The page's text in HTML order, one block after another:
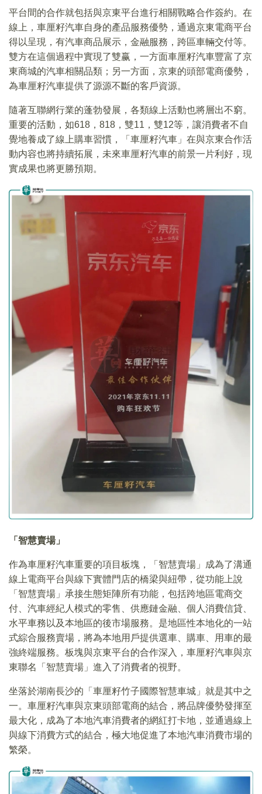
平台間的合作就包括與京東平台進行相關戰略合作簽約。在
線上，車厘籽汽車自身的產品服務優勢，通過京東電商平台
得以呈現，有汽車商品展示，金融服務，跨區車輛交付等。
雙方在這個過程中實現了雙赢，一方面車厘籽汽車豐富了京
東商城的汽車相關品類；另一方面，京東的頭部電商優勢，
為車厘籽汽車提供了源源不斷的客戶資源。
隨著互聯網行業的蓬勃發展，各類線上活動也將層出不窮。
重要的活動，如618，818，雙11，雙12等，讓消費者不自
覺地養成了線上購車習慣，「車厘籽汽車」在與京東合作活
動内容也將持續拓展，未來車厘籽汽車的前景一片利好，現
實成果也將更勝預期。
「智慧賣場」
作為車厘籽汽車重要的項目板塊，「智慧賣場」成為了溝通
線上電商平台與線下實體門店的橋梁與紐帶，從功能上說
「智慧賣場」承接生態矩陣所有功能，包括跨地區電商交
付、汽車經紀人模式的零售、供應鏈金融、個人消費信貸、
水平車務以及本地區的後市場服務。是地區性本地化的一站
式綜合服務賣場，將為本地用戶提供選車、購車、用車的最
強終端服務。板塊與京東平台的合作深入，車厘籽汽車與京
東聯名「智慧賣場」進入了消費者的視野。
坐落於湖南長沙的「車厘籽竹子國際智慧車城」就是其中之
一。車厘籽汽車與京東頭部電商的結合，將品牌優勢發揮至
最大化，成為了本地汽車消費者的網紅打卡地，並通過線上
與線下消費方式的結合，極大地促進了本地汽車消費市場的
繁榮。